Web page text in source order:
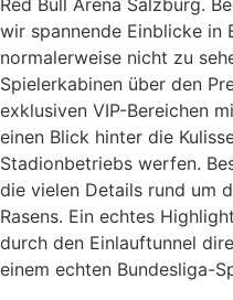
Red Bull Arena Salzburg.
wir spannende Einblicke in
normalerweise nicht zu
Spielerkabinen über den
exklusiven VIP-Bereichen
einen Blick hinter die
Stadionbetriebs werfen.
die vielen Details rund um
Rasens. Ein echtes
durch den Einlauftunnel
einem echten Bundesliga-